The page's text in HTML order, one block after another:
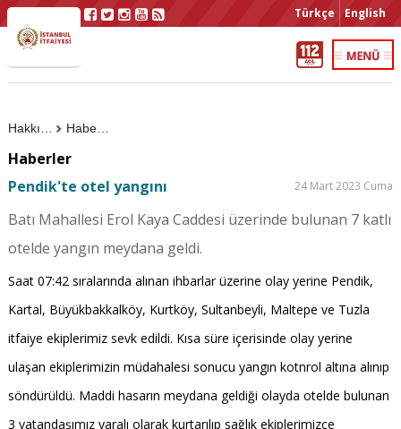
Türkçe English
Haberler
Haberler
Pendik'te otel yangını
24 Mart 2023 Cuma
Batı Mahallesi Erol Kaya Caddesi üzerinde bulunan 7 katlı
otelde yangın meydana geldi.
Saat 07:42 sıralarında alınan ihbarlar üzerine olay yerine Pendik,
Kartal, Büyükbakkalköy, Kurtköy, Sultanbeyli, Maltepe ve Tuzla
itfaiye ekiplerimiz sevk edildi. Kısa süre içerisinde olay yerine
ulaşan ekiplerimizin müdahalesi sonucu yangın kotnrol altına alınıp
söndürüldü. Maddi hasarın meydana geldiği olayda otelde bulunan
3 vatandaşımız yaralı olarak kurtarılıp sağlık ekiplerimizce